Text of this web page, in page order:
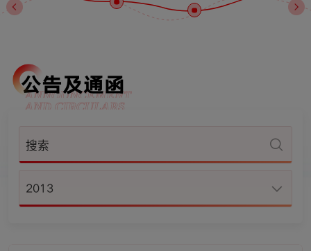
公告及通函
ANNOUNCEMENT
AND CIRCULARS
2013